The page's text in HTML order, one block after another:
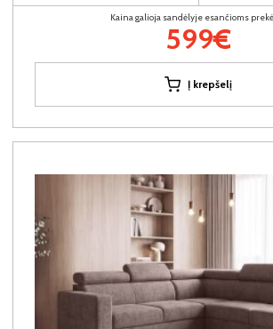
Kaina galioja sandėlyje esančioms
599€
Į krepšelį